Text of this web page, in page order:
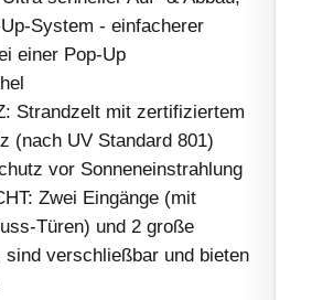
System - einfacherer
einer Pop-Up
Strandzelt mit zertifiziertem
(nach UV Standard 801)
vor Sonneneinstrahlung
Zwei Eingänge (mit
Türen) und 2 große
sind verschließbar und bieten